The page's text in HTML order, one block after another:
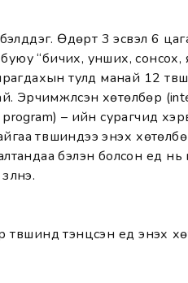
Өдөрт 3 эсвэл 6
“бичих, унших, сонсох,
тулд манай 12
Эрчимжүүлсэн хөтөлбөр
– ийн сурагчид
түвшиндээ энэхүү
бэлэн болсон үед
тэнцсэн үед энэхүү